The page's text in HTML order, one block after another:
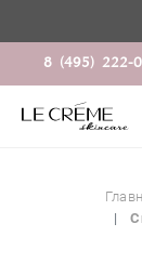
8 (495) 222-